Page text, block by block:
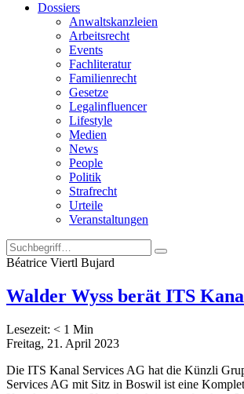
Dossiers
Anwaltskanzleien
Arbeitsrecht
Events
Fachliteratur
Familienrecht
Gesetze
Legalinfluencer
Lifestyle
Medien
News
People
Politik
Strafrecht
Urteile
Veranstaltungen
Béatrice Viertl Bujard
Walder Wyss berät ITS
Lesezeit: < 1 Min
Freitag, 21. April 2023
Die ITS Kanal Services AG hat die Künzli
Services AG mit Sitz in Boswil ist eine